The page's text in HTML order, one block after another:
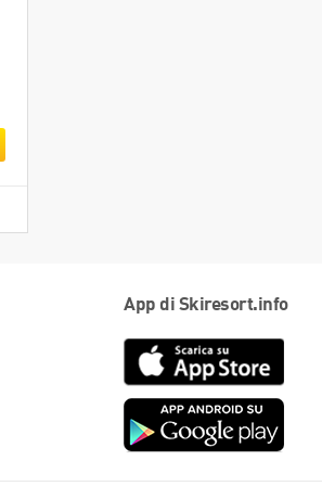
App di Skiresort.info